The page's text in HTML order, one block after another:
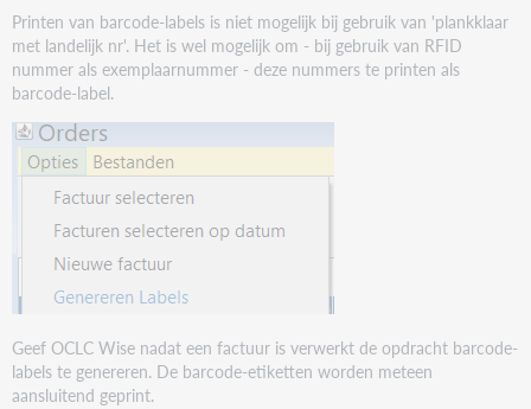
Printen van barcode-labels is niet mogelijk bij gebruik van 'plankklaar
met landelijk nr'. Het is wel mogelijk om - bij gebruik van RFID
nummer als exemplaarnummer - deze nummers te printen als
barcode-label.
Geef OCLC Wise nadat een factuur is verwerkt de opdracht barcode-
labels te genereren. De barcode-etiketten worden meteen
aansluitend geprint.